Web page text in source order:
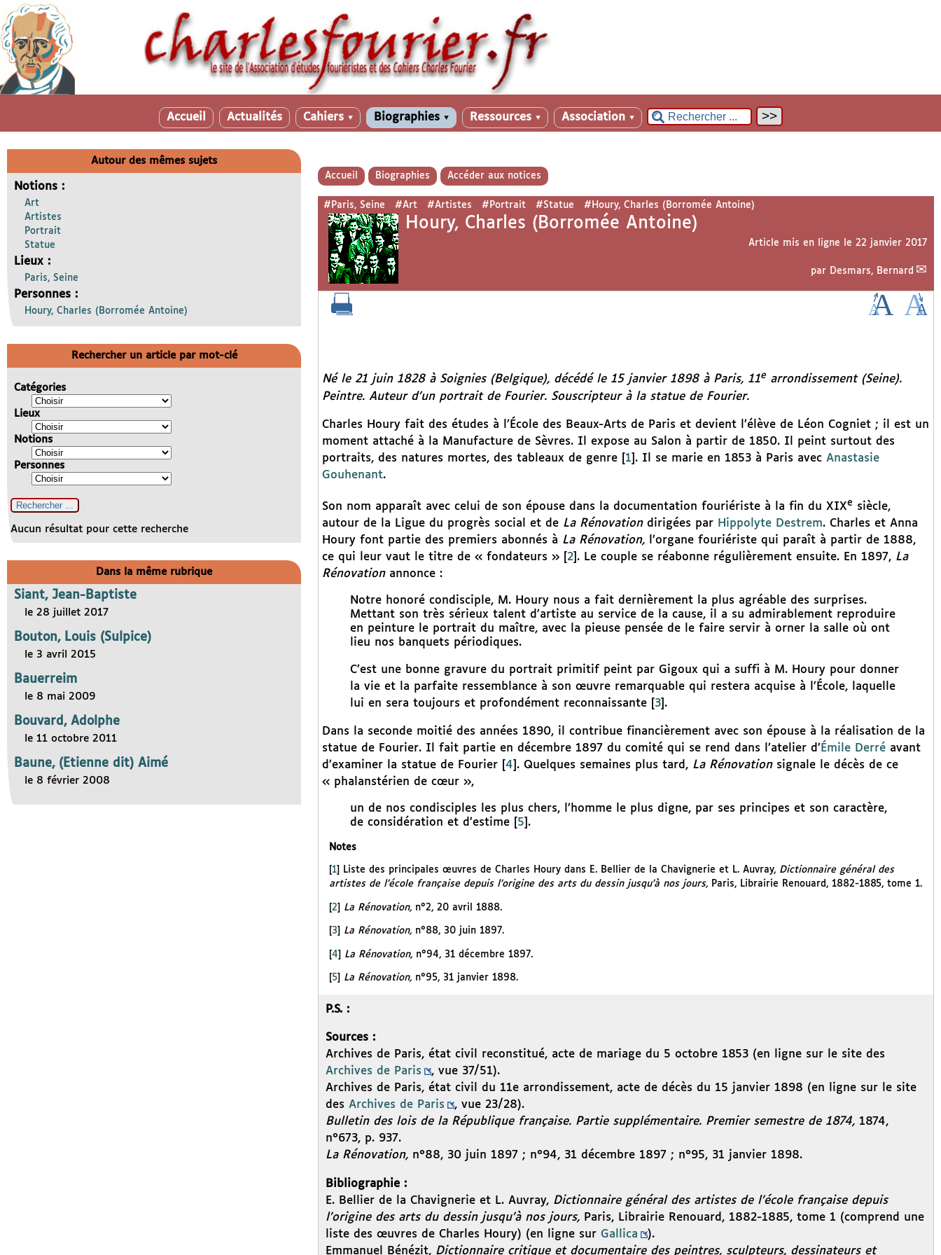
Accueil Actualités Cahiers ▼ Biographies ▼ Ressources ▼ Association ▼
Accueil Biographies Accéder aux notices
#Paris, Seine #Art #Artistes #Portrait #Statue #Houry, Charles (Borromée Antoine)
Houry, Charles (Borromée Antoine)
Article mis en ligne le 22 janvier 2017
par Desmars, Bernard
Né le 21 juin 1828 à Soignies (Belgique), décédé le 15 janvier 1898 à Paris, 11earrondissement (Seine).
Peintre. Auteur d’un portrait de Fourier. Souscripteur à la statue de Fourier.
Charles Houry fait des études à l’École des Beaux-Arts de Paris et devient l’élève de Léon Cogniet ; il est un
moment attaché à la Manufacture de Sèvres. Il expose au Salon à partir de 1850. Il peint surtout des
portraits, des natures mortes, des tableaux de genre[ 1 . Il se marie en 1853 à Paris avec Anastasie
Gouhenant.
Son nom apparaît avec celui de son épouse dans la documentation fouriériste à la fin du XIXe siècle,
autour de la Ligue du progrès social et de La Rénovation dirigées par Hippolyte Destrem. Charles et Anna
Houry font partie des premiers abonnés à La Rénovation,
l’organe fouriériste qui paraît à partir de 1888,
ce qui leur vaut le titre de « fondateurs »[ 2] . Le couple se réabonne régulièrement ensuite. En 1897, La
Rénovation annonce :
Notre honoré condisciple, M. Houry nous a fait dernièrement la plus agréable des surprises.
Mettant son très sérieux talent d’artiste au service de la cause, il a su admirablement reproduire
en peinture le portrait du maître, avec la pieuse pensée de le faire servir à orner la salle où ont
lieu nos banquets périodiques.
C’est une bonne gravure du portrait primitif peint par Gigoux qui a suffi à M. Houry pour donner
la vie et la parfaite ressemblance à son œuvre remarquable qui restera acquise à l’École, laquelle
lui en sera toujours et profondément reconnaissante[ 3] .
Dans la seconde moitié des années 1890, il contribue financièrement avec son épouse à la réalisation de la
statue de Fourier. Il fait partie en décembre 1897 du comité qui se rend dans l’atelier d’ Émile Derréavant
d’examiner la statue de Fourier[ 4 . Quelques semaines plus tard, La Rénovation signale le décès de ce
« phalanstérien de cœur »,
un de nos condisciples les plus chers, l’homme le plus digne, par ses principes et son caractère,
de considération et d’estime[ 5 .
Notes
1] Liste des principales œuvres de Charles Houry dans E. Bellier de la Chavignerie et L. Auvray, Dictionnaire général des
artistes de l’école française depuis l’origine des arts du dessin jusqu’à nos jours, Paris, Librairie Renouard, 1882-1885, tome 1.
[2] La Rénovation, n°2, 20 avril 1888.
3 La Rénovation, n°88, 30 juin 1897.
[4] La Rénovation, n°94, 31 décembre 1897.
5] La Rénovation, n°95, 31 janvier 1898.
P.S. :
Sources :
Archives de Paris, état civil reconstitué, acte de mariage du 5 octobre 1853 (en ligne sur le site des
Archives de Paris
, vue 37/51).
Archives de Paris, état civil du 11e arrondissement, acte de décès du 15 janvier 1898 (en ligne sur le site
des Archives de Paris
, vue 23/28).
Bulletin des lois de la République française. Partie supplémentaire. Premier semestre de 1874, 1874,
n°673, p. 937.
La Rénovation, n°88, 30 juin 1897 ; n°94, 31 décembre 1897 ; n°95, 31 janvier 1898.
Bibliographie :
E. Bellier de la Chavignerie et L. Auvray, Dictionnaire général des artistes de l’école française depuis
l’origine des arts du dessin jusqu’à nos jours, Paris, Librairie Renouard, 1882-1885, tome 1 (comprend une
liste des œuvres de Charles Houry) (en ligne sur Gallica
).
Emmanuel Bénézit, Dictionnaire critique et documentaire des peintres, sculpteurs, dessinateurs et
Autour des mêmes sujets
Notions :
Art
Artistes
Portrait
Statue
Lieux :
Paris, Seine
Personnes :
Houry, Charles (Borromée Antoine)
Rechercher un article par mot-clé
Catégories
Lieux
Notions
Personnes
Aucun résultat pour cette recherche
Dans la même rubrique
Siant, Jean-Baptiste
le 28 juillet 2017
Bouton, Louis (Sulpice)
le 3 avril 2015
Bauerreim
le 8 mai 2009
Bouvard, Adolphe
le 11 octobre 2011
Baune, (Etienne dit) Aimé
le 8 février 2008